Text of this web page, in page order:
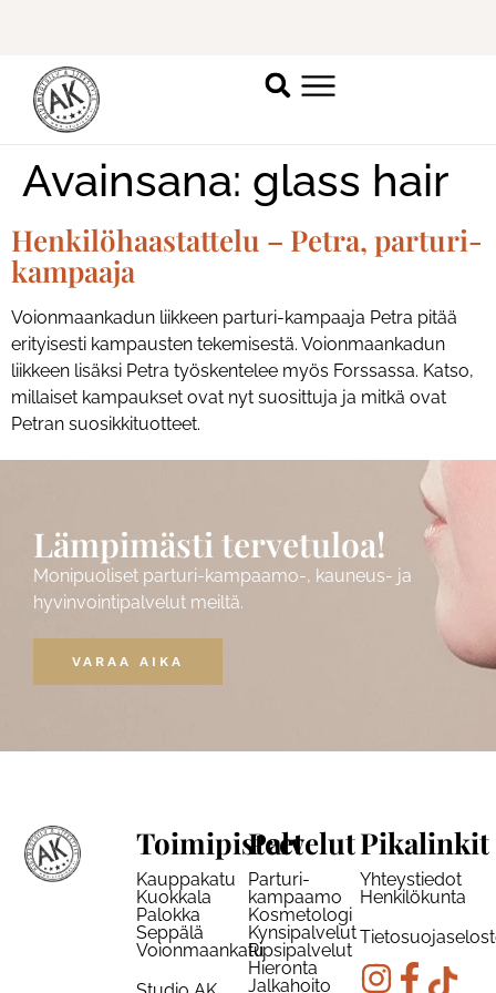
Ilmoittaudu mukaan ripsienpidennyskoulutukseen.
Avainsana: glass hair
Henkilöhaastattelu – Petra, parturi-
kampaaja
Voionmaankadun liikkeen parturi-kampaaja Petra pitää
erityisesti kampausten tekemisestä. Voionmaankadun
liikkeen lisäksi Petra työskentelee myös Forssassa. Katso,
millaiset kampaukset ovat nyt suosittuja ja mitkä ovat
Petran suosikkituotteet.
Lämpimästi tervetuloa!
Monipuoliset parturi-kampaamo-, kauneus- ja
hyvinvointipalvelut meiltä.
VARAA AIKA
Toimipisteet
Kauppakatu
Kuokkala
Palokka
Seppälä
Voionmaankatu
Palvelut
Parturi-
kampaamo
Kosmetologi
Kynsipalvelut
Ripsipalvelut
Hieronta
Jalkahoito
Pikalinkit
Yhteystiedot
Henkilökunta